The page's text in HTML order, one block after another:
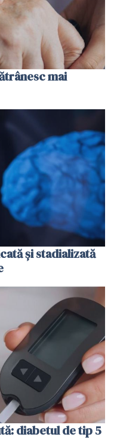
mai
și stadializată
diabetul de tip 5